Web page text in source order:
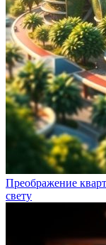
Преображение
свету